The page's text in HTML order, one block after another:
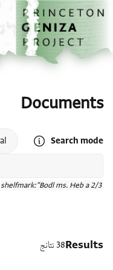
تخطي إلى المحتوى الرئيسي
الصفحة الرئيسية
Documents
Search mode
mode help
shelfmark:"Bodl ms. Heb a 2/3"
Results38 نتائج